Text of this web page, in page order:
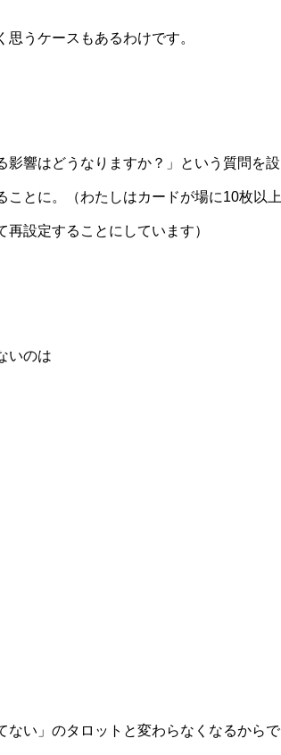
うケースもあるわけです。
影響はどうなりますか？」という質問を設
とに。（わたしはカードが場に10枚以上
設定することにしています）
いのは
ない」のタロットと変わらなくなるからで